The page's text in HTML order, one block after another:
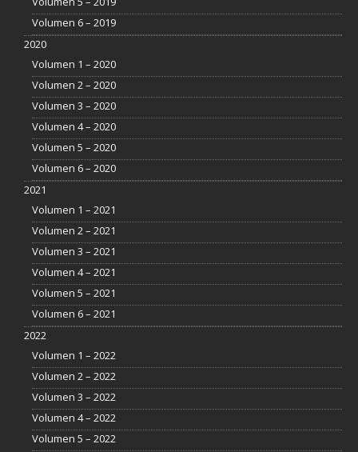
Volumen 6 – 2019
2020
Volumen 1 – 2020
Volumen 2 – 2020
Volumen 3 – 2020
Volumen 4 – 2020
Volumen 5 – 2020
Volumen 6 – 2020
2021
Volumen 1 – 2021
Volumen 2 – 2021
Volumen 3 – 2021
Volumen 4 – 2021
Volumen 5 – 2021
Volumen 6 – 2021
2022
Volumen 1 – 2022
Volumen 2 – 2022
Volumen 3 – 2022
Volumen 4 – 2022
Volumen 5 – 2022